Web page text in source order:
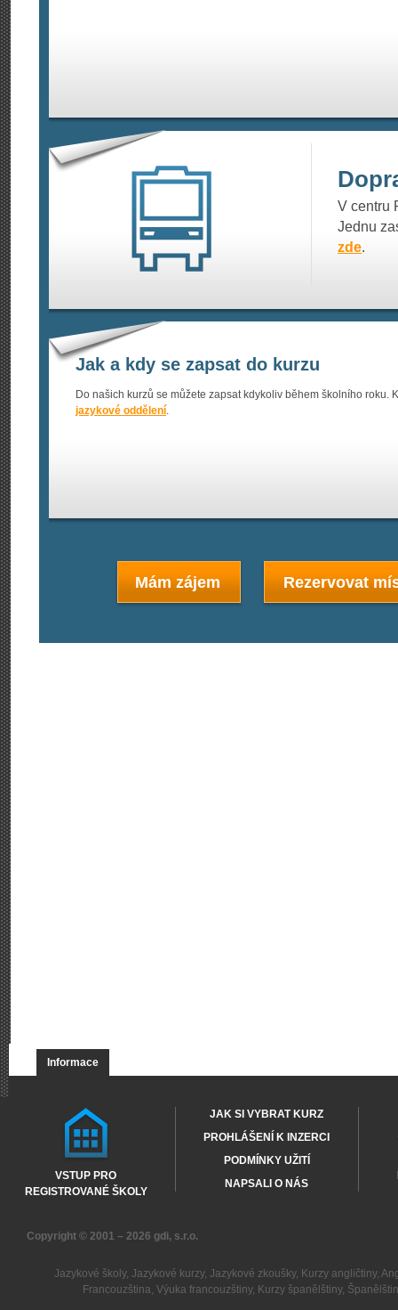
V centru
Jednu
zde.
Jak a kdy se zapsat do kurzu
Do našich kurzů se můžete zapsat kdykoliv během školního roku.
jazykové oddělení.
Mám zájem Rezervovat
Informace
VSTUP PRO
REGISTROVANÉ ŠKOLY
JAK SI VYBRAT KURZ
PROHLÁŠENÍ K INZERCI
PODMÍNKY UŽITÍ
NAPSALI O NÁS
Copyright © 2001 – 2026 gdi, s.r.o.
Jazykové školy, Jazykové kurzy, Jazykové zkoušky, Kurzy angličtiny,
Francouzština,Výuka francouzštiny, Kurzy španělštiny,